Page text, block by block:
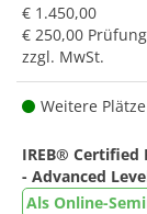
€ 1.450,00
€ 250,00 Prüfung
zzgl. MwSt.
Weitere
IREB® Certified
- Advanced
Als Online-